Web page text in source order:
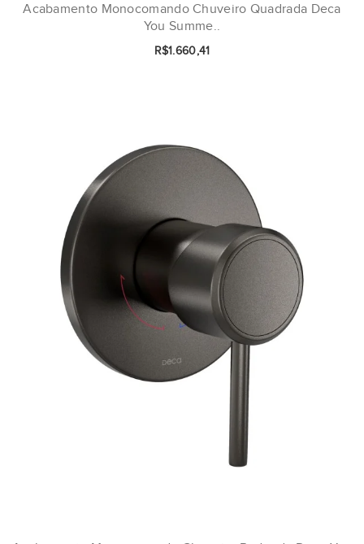
Acabamento Monocomando Chuveiro Quadrada Deca
You Summe..
R$1.660,41